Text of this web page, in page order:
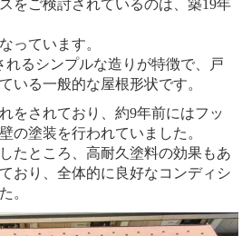
をご検討されているのは、築19年
っています。
れるシンプルな造りが特徴で、戸
いる一般的な屋根形状です。
をされており、約9年前にはフッ
の塗装を行われていました。
たところ、高耐久塗料の効果もあ
おり、全体的に良好なコンディシ
。